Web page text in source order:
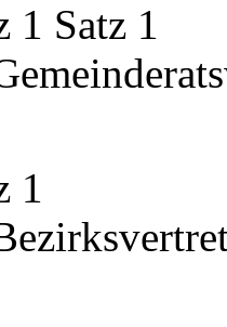
1 Satz 1
1